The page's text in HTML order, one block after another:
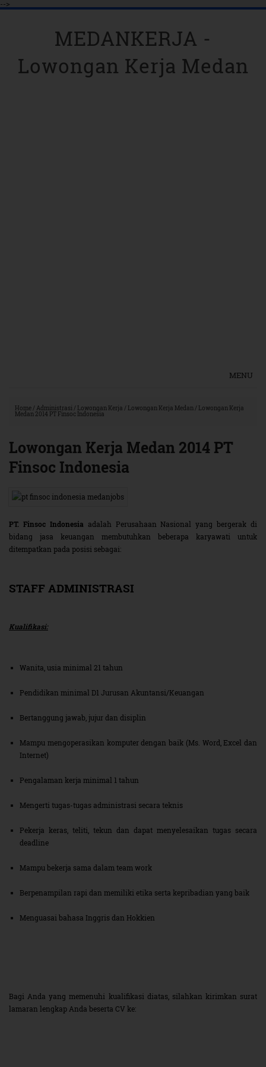
-->
MEDANKERJA -
Lowongan Kerja Medan
MENU
Home/ Administrasi/ Lowongan Kerja / Lowongan Kerja Medan/ Lowongan Kerja
Medan 2014 PT Finsoc Indonesia
Lowongan Kerja Medan 2014 PT
Finsoc Indonesia
PT. Finsoc Indonesia adalah Perusahaan Nasional yang bergerak di
bidang jasa keuangan membutuhkan beberapa karyawati untuk
ditempatkan pada posisi sebagai:
STAFF ADMINISTRASI
Kualifikasi:
Wanita, usia minimal 21 tahun
Pendidikan minimal D1 Jurusan Akuntansi/Keuangan
Bertanggung jawab, jujur dan disiplin
Mampu mengoperasikan komputer dengan baik (Ms. Word, Excel dan
Internet)
Pengalaman kerja minimal 1 tahun
Mengerti tugas-tugas administrasi secara teknis
Pekerja keras, teliti, tekun dan dapat menyelesaikan tugas secara
deadline
Mampu bekerja sama dalam team work
Berpenampilan rapi dan memiliki etika serta kepribadian yang baik
Menguasai bahasa Inggris dan Hokkien
Bagi Anda yang memenuhi kualifikasi diatas, silahkan kirimkan surat
lamaran lengkap Anda beserta CV ke: